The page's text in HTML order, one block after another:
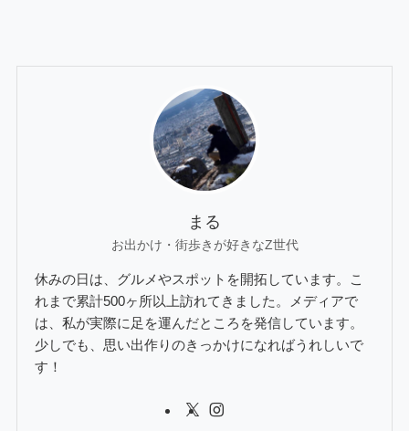
まる
お出かけ・街歩きが好きなZ世代
休みの日は、グルメやスポットを開拓しています。こ
れまで累計500ヶ所以上訪れてきました。メディアで
は、私が実際に足を運んだところを発信しています。
少しでも、思い出作りのきっかけになればうれしいで
す！